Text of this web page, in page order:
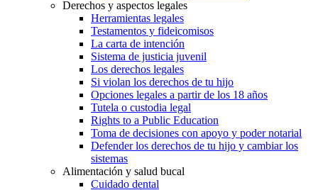
Derechos y aspectos legales
Herramientas legales
Testamentos y fideicomisos
La carta de intención
Sistema de justicia juvenil
Los derechos legales
Si violan los derechos de tu hijo
Opciones legales a partir de los 18 años
Tutela o custodia legal
Rights to a Public Education
Toma de decisiones con apoyo y poder notarial
Defender los derechos de tu hijo y cambiar los
sistemas
Alimentación y salud bucal
Cuidado dental